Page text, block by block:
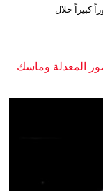
كبيراً خلال
المعدلة وماسك